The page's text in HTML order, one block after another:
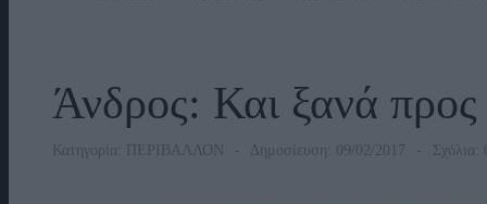
Άνδρος: Και ξανά
Κατηγορία: ΠΕΡΙΒΑΛΛΟΝ Δημοσίευση: 09/02/2017 Σχόλια: 0